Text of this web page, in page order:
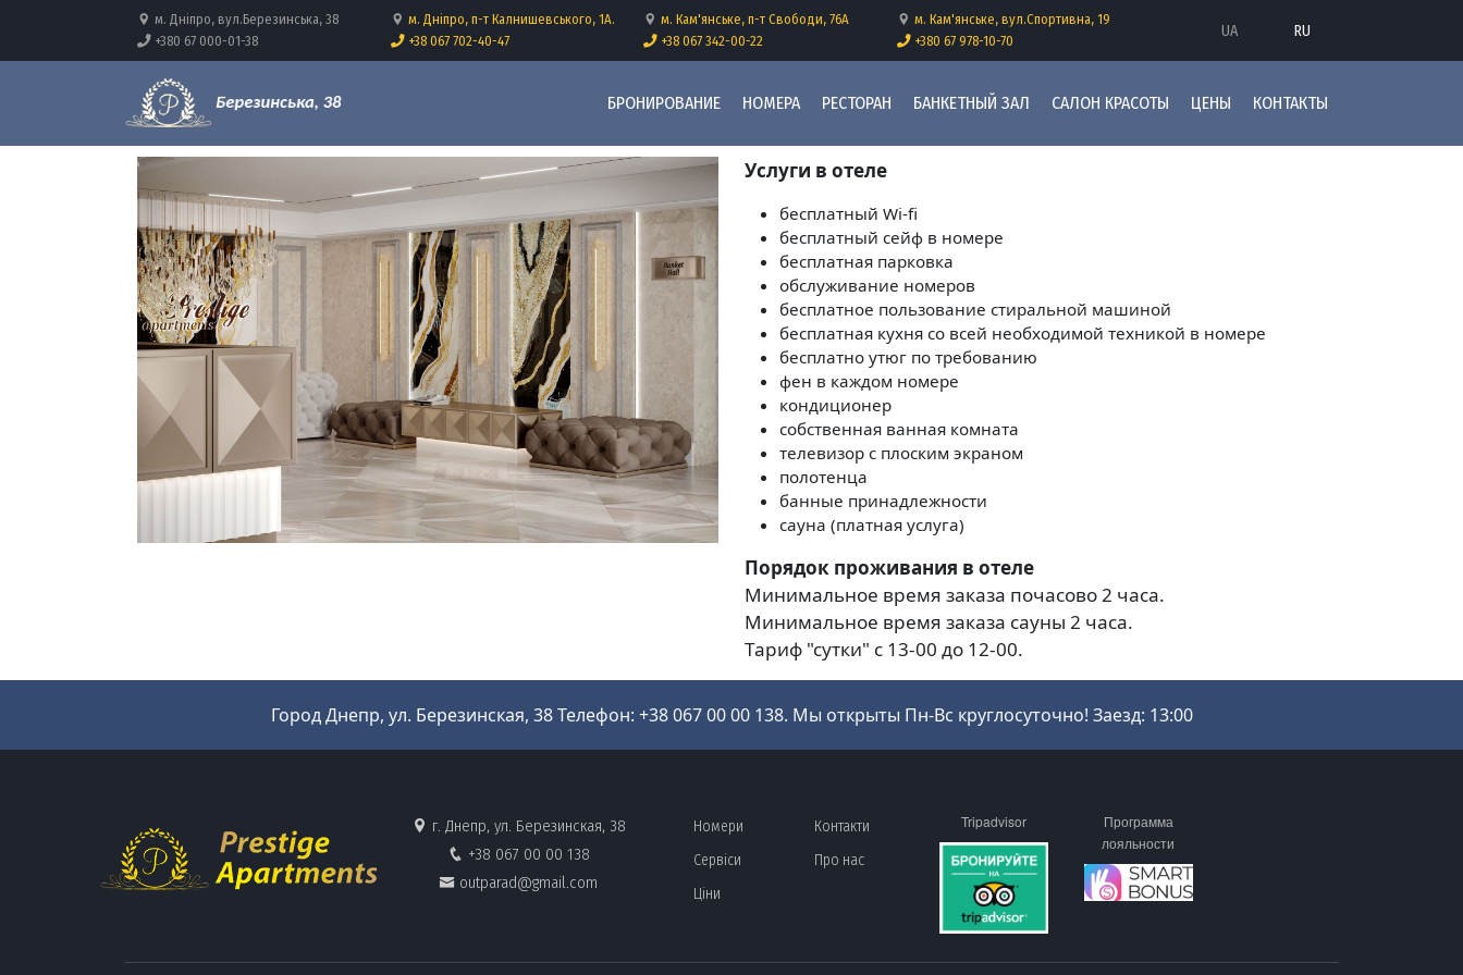
Перейти к основному содержанию
м. Дніпро, вул.Березинська, 38
+380 67 000-01-38
м. Дніпро, п-т Калнишевського, 1А.
+38 067 702-40-47
м. Кам'янське, п-т Свободи, 76А
+38 067 342-00-22
м. Кам'янське, вул.Спортивна, 19
+380 67 978-10-70
UA RU
БРОНИРОВАНИЕ НОМЕРА РЕСТОРАН БАНКЕТНЫЙ ЗАЛ САЛОН КРАСОТЫ ЦЕНЫ КОНТАКТЫ
Услуги в отеле
бесплатный Wi-fi
бесплатный сейф в номере
бесплатная парковка
обслуживание номеров
бесплатное пользование стиральной машиной
бесплатная кухня со всей необходимой техникой в номере
бесплатно утюг по требованию
фен в каждом номере
кондиционер
собственная ванная комната
телевизор с плоским экраном
полотенца
банные принадлежности
сауна (платная услуга)
Порядок проживания в отеле
Минимальное время заказа почасово 2 часа.
Минимальное время заказа сауны 2 часа.
Тариф "сутки" с 13-00 до 12-00.
Город Днепр, ул. Березинская, 38 Телефон: +38 067 00 00 138. Мы открыты Пн-Вс круглосуточно! Заезд: 13:00
г. Днепр, ул. Березинская, 38
+38 067 00 00 138
outparad@gmail.com
FOOTER MENU
Номери
Сервіси
Ціни
Контакти
Про нас
Tripadvisor
Программа
лояльности